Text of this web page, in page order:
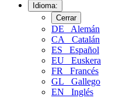
Idioma:
Cerrar
DE
Alemán
CA
Catalán
ES
Español
EU
Euskera
FR
Francés
GL
Gallego
EN
Inglés